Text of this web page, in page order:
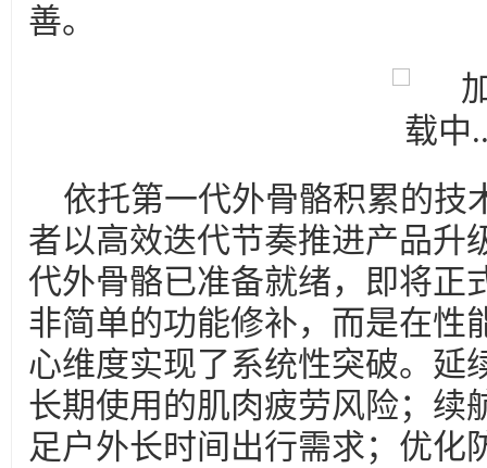
善。
依托第一代外骨骼积累的技
者以高效迭代节奏推进产品升
代外骨骼已准备就绪，即将正
非简单的功能修补，而是在性
心维度实现了系统性突破。延
长期使用的肌肉疲劳风险；续
足户外长时间出行需求；优化